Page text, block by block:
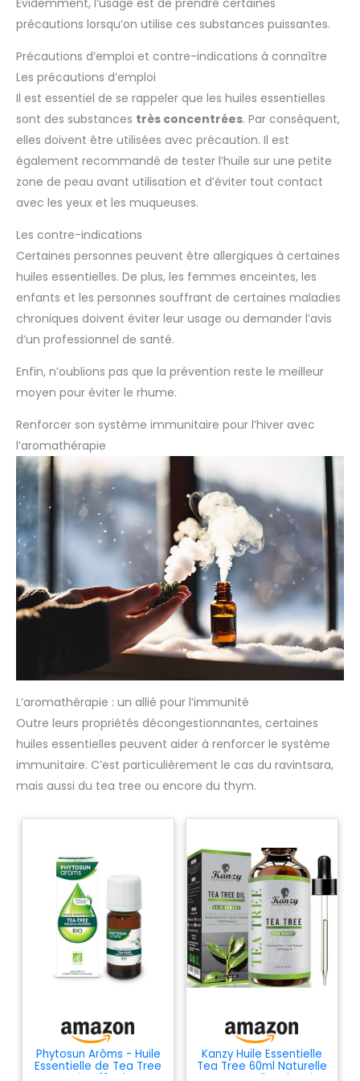
aider à créer l'atmosphère
souhaitée et promouvoir votre
parfaite avec un service client
convivial : Vous cherchez un
cadeau réfléchi ? Notre
diffuseur nordique compact
est un choix de cadeau idéal.
Sa polyvalence, son design
élégant et ses effets
puissants en font un cadeau
unique et précieux qui
suscitera la curiosité de tous.
convivial garantit une
satisfaction client.
précautions lorsqu’on utilise ces substances puissantes.
Précautions d’emploi et contre-indications à connaître
Les précautions d’emploi
Il est essentiel de se rappeler que les huiles essentielles
sont des substances très concentrées. Par conséquent,
elles doivent être utilisées avec précaution. Il est
également recommandé de tester l’huile sur une petite
zone de peau avant utilisation et d’éviter tout contact
avec les yeux et les muqueuses.
Les contre-indications
Certaines personnes peuvent être allergiques à certaines
huiles essentielles. De plus, les femmes enceintes, les
enfants et les personnes souffrant de certaines maladies
chroniques doivent éviter leur usage ou demander l’avis
d’un professionnel de santé.
Enfin, n’oublions pas que la prévention reste le meilleur
moyen pour éviter le rhume.
Renforcer son système immunitaire pour l’hiver avec
l’aromathérapie
L’aromathérapie : un allié pour l’immunité
Outre leurs propriétés décongestionnantes, certaines
huiles essentielles peuvent aider à renforcer le système
immunitaire. C’est particulièrement le cas du ravintsara,
mais aussi du tea tree ou encore du thym.
Phytosun Arôms - Huile
Essentielle de Tea Tree
Kanzy Huile Essentielle
Tea Tree 60ml Naturelle